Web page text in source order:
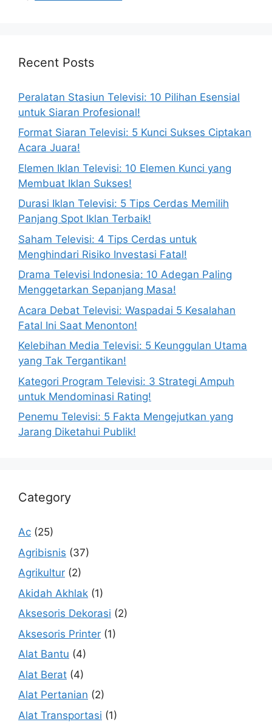
Recent Posts
Peralatan Stasiun Televisi: 10 Pilihan Esensial
untuk Siaran Profesional!
Format Siaran Televisi: 5 Kunci Sukses Ciptakan
Acara Juara!
Elemen Iklan Televisi: 10 Elemen Kunci yang
Membuat Iklan Sukses!
Durasi Iklan Televisi: 5 Tips Cerdas Memilih
Panjang Spot Iklan Terbaik!
Saham Televisi: 4 Tips Cerdas untuk
Menghindari Risiko Investasi Fatal!
Drama Televisi Indonesia: 10 Adegan Paling
Menggetarkan Sepanjang Masa!
Acara Debat Televisi: Waspadai 5 Kesalahan
Fatal Ini Saat Menonton!
Kelebihan Media Televisi: 5 Keunggulan Utama
yang Tak Tergantikan!
Kategori Program Televisi: 3 Strategi Ampuh
untuk Mendominasi Rating!
Penemu Televisi: 5 Fakta Mengejutkan yang
Jarang Diketahui Publik!
Category
Ac (25)
Agribisnis (37)
Agrikultur (2)
Akidah Akhlak (1)
Aksesoris Dekorasi (2)
Aksesoris Printer (1)
Alat Bantu (4)
Alat Berat (4)
Alat Pertanian (2)
Alat Transportasi (1)